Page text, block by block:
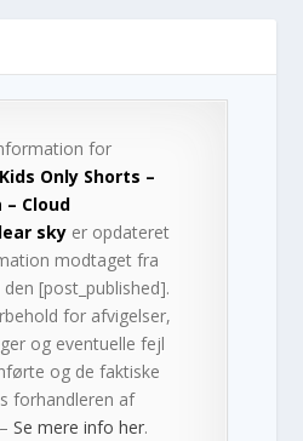
for
Kids Only Shorts –
– Cloud
sky er opdateret
modtaget fra
den [post_published].
for afvigelser,
og eventuelle fejl
og de faktiske
forhandleren af
Se mere info her.